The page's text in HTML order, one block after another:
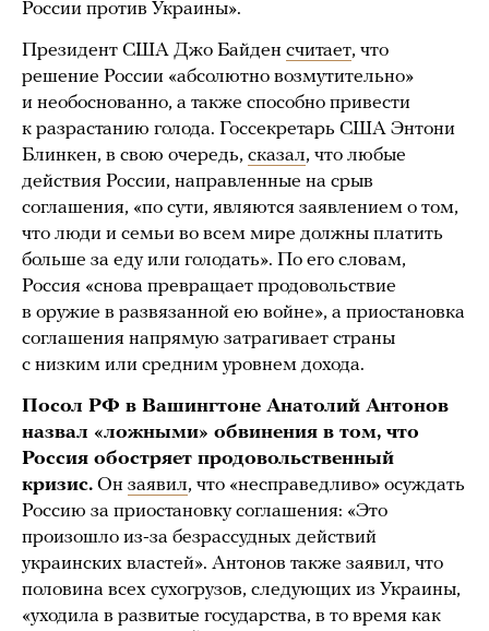
России против Украины».
Президент США Джо Байден считает, что
решение России «абсолютно возмутительно»
и необоснованно, а также способно привести
к разрастанию голода. Госсекретарь США Энтони
Блинкен, в свою очередь, сказал, что любые
действия России, направленные на срыв
соглашения, «по сути, являются заявлением о том,
что люди и семьи во всем мире должны платить
больше за еду или голодать». По его словам,
Россия «снова превращает продовольствие
в оружие в развязанной ею войне», а приостановка
соглашения напрямую затрагивает страны
с низким или средним уровнем дохода.
Посол РФ в Вашингтоне Анатолий Антонов
назвал «ложными» обвинения в том, что
Россия обостряет продовольственный
кризис. Он заявил, что «несправедливо» осуждать
Россию за приостановку соглашения: «Это
произошло из-за безрассудных действий
украинских властей». Антонов также заявил, что
половина всех сухогрузов, следующих из Украины,
«уходила в развитые государства, в то время как